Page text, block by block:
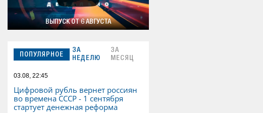
ВЫПУСК ОТ 6 АВГУСТА
ПОПУЛЯРНОЕ
ЗА
НЕДЕЛЮ
ЗА
МЕСЯЦ
03.08, 22:45
Цифровой рубль вернет россиян
во времена СССР - 1 сентября
стартует денежная реформа